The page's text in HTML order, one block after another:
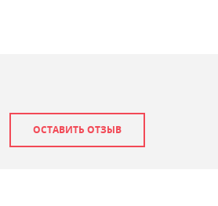
ОСТАВИТЬ ОТЗЫВ